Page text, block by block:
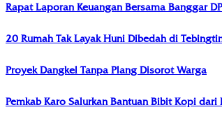
Rapat Laporan Keuangan Bersama Banggar
20 Rumah Tak Layak Huni Dibedah di
Proyek Dangkel Tanpa Plang Disorot Warga
Pemkab Karo Salurkan Bantuan Bibit Kopi dari